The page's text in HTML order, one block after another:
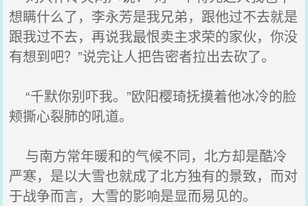
想瞒什么了，李永芳是我兄弟，跟他过不去就是
跟我过不去，再说我最恨卖主求荣的家伙，你没
有想到吧？”说完让人把告密者拉出去砍了。
“千默你别吓我。”欧阳樱琦抚摸着他冰冷的脸
颊撕心裂肺的吼道。
与南方常年暖和的气候不同，北方却是酷冷
严寒，是以大雪也就成了北方独有的景致，而对
于战争而言，大雪的影响是显而易见的。